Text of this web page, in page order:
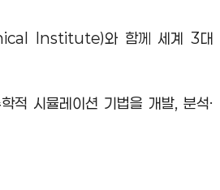
Institute)와 함께 세계3대
적 시뮬레이션 기법을 개발,분석·